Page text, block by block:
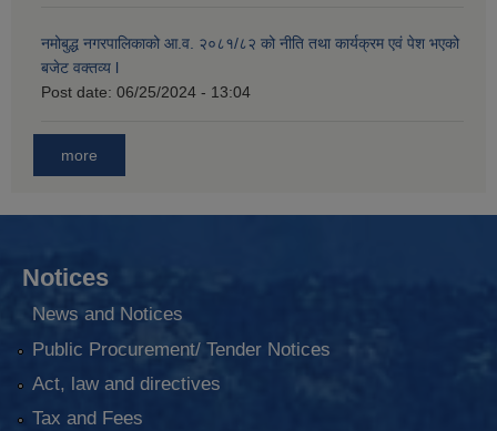
नमोबुद्ध नगरपालिकाको आ‍.व. २०८१/८२ को नीति तथा कार्यक्रम एवं पेश भएको
बजेट वक्तव्य l
Post date: 06/25/2024 - 13:04
more
Notices
News and Notices
Public Procurement/ Tender Notices
Act, law and directives
Tax and Fees